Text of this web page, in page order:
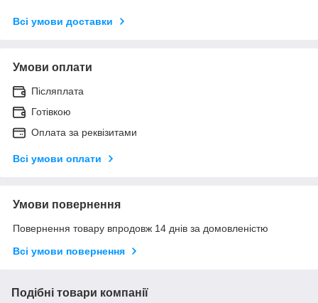
Всі умови доставки
Умови оплати
Післяплата
Готівкою
Оплата за реквізитами
Всі умови оплати
Умови повернення
Повернення товару впродовж 14 днів за домовленістю
Всі умови повернення
Подібні товари компанії